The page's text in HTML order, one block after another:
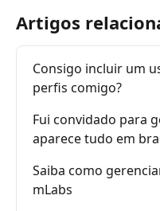
Artigos
Consigo incluir um
perfis comigo?
Fui convidado para
aparece tudo em
Saiba como
mLabs